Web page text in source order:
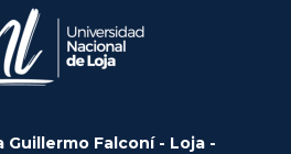
Guillermo Falconí - Loja -